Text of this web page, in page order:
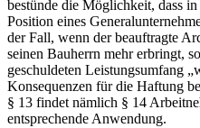
bestünde die Möglichkeit, dass
Position eines
der Fall, wenn der beauftragte
seinen Bauherrn mehr erbringt,
geschuldeten Leistungsumfang
Konsequenzen für die Haftung
§ 13 findet nämlich § 14
entsprechende Anwendung.